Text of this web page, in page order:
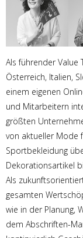
Als führender Value
Österreich, Italien,
einem eigenen
und Mitarbeitern
größten
von aktueller Mode
Sportbekleidung
Dekorationsartikel
Als
gesamten
wie in der Planung,
dem Abschriften-